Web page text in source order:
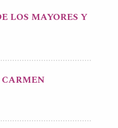
LOS MAYORES Y